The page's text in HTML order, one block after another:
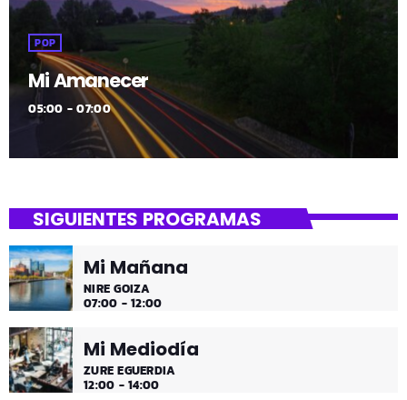
POP
Mi Amanecer
05:00 - 07:00
SIGUIENTES PROGRAMAS
Mi Mañana
NIRE GOIZA
07:00 - 12:00
Mi Mediodía
ZURE EGUERDIA
12:00 - 14:00